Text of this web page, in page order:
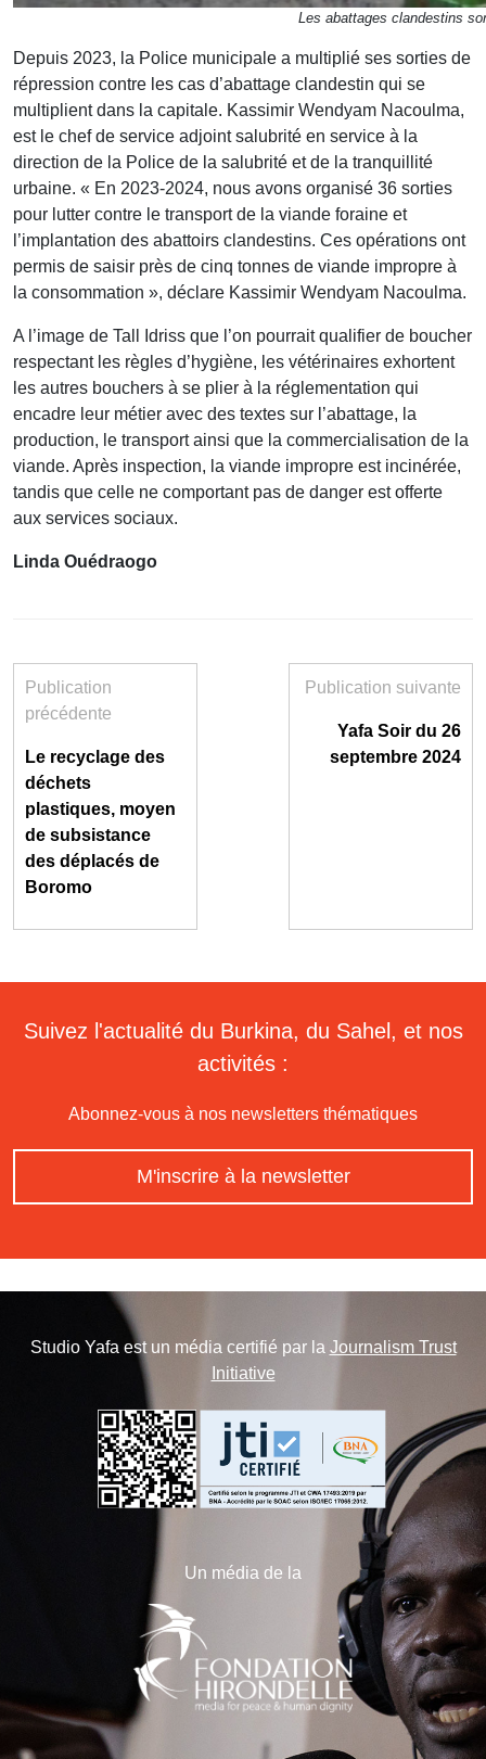
Les abattages clandestins
Depuis 2023, la Police municipale a multiplié ses sorties de
répression contre les cas d’abattage clandestin qui se
multiplient dans la capitale. Kassimir Wendyam Nacoulma,
est le chef de service adjoint salubrité en service à la
direction de la Police de la salubrité et de la tranquillité
urbaine. « En 2023-2024, nous avons organisé 36 sorties
pour lutter contre le transport de la viande foraine et
l’implantation des abattoirs clandestins. Ces opérations ont
permis de saisir près de cinq tonnes de viande impropre à
la consommation », déclare Kassimir Wendyam Nacoulma.
A l’image de Tall Idriss que l’on pourrait qualifier de boucher
respectant les règles d’hygiène, les vétérinaires exhortent
les autres bouchers à se plier à la réglementation qui
encadre leur métier avec des textes sur l’abattage, la
production, le transport ainsi que la commercialisation de la
viande. Après inspection, la viande impropre est incinérée,
tandis que celle ne comportant pas de danger est offerte
aux services sociaux.
Linda Ouédraogo
Publication
précédente
Le recyclage des
déchets
plastiques, moyen
de subsistance
des déplacés de
Boromo
Publication suivante
Yafa Soir du 26
septembre 2024
Suivez l'actualité du Burkina, du Sahel, et nos
activités :
Abonnez-vous à nos newsletters thématiques
M'inscrire à la newsletter
Studio Yafa est un média certifié par la Journalism Trust
Initiative
Un média de la